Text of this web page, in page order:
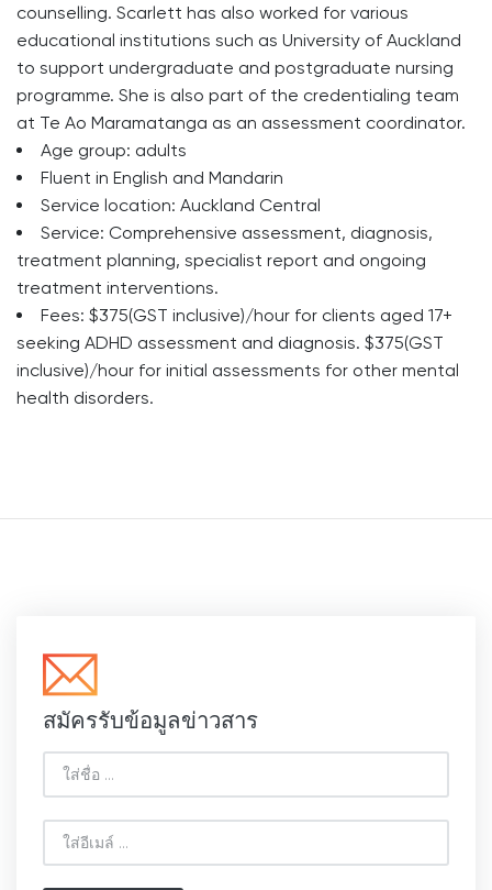
counselling. Scarlett has also worked for various
educational institutions such as University of Auckland
to support undergraduate and postgraduate nursing
programme. She is also part of the credentialing team
at Te Ao Maramatanga as an assessment coordinator.
Age group: adults
Fluent in English and Mandarin
Service location: Auckland Central
Service: Comprehensive assessment, diagnosis,
treatment planning, specialist report and ongoing
treatment interventions.
Fees: $375(GST inclusive)/hour for clients aged 17+
seeking ADHD assessment and diagnosis. $375(GST
inclusive)/hour for initial assessments for other mental
health disorders.
สมัครรับข้อมูลข่าวสาร